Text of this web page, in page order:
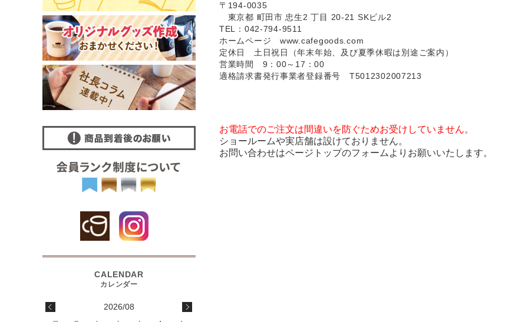
〒194-0035
東京都 町田市 忠生2 丁目 20-21 SKビル2
TEL：042-794-9511
ホームページwww.cafegoods.com
定休日 土日祝日（年末年始、及び夏季休暇は別途ご案内）
営業時間 9：00～17：00
適格請求書発行事業者登録番号 T5012302007213
お電話でのご注文は間違いを防ぐためお受けしていません。
ショールームや実店舗は設けておりません。
お問い合わせはページトップのフォームよりお願いいたします。
2026/08